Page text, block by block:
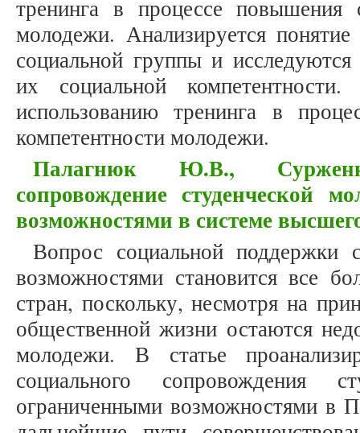
тренинга в процессе повышения
молодежи. Анализируется
социальной группы и
их социальной
использованию тренинга в
компетентности молодежи.
Палагнюк Ю.В.,
сопровождение студенческой
возможностями в системе
Вопрос социальной поддержки
возможностями становится все
стран, поскольку, несмотря на
общественной жизни остаются
молодежи. В статье
социального сопровождения
ограниченными возможностями в